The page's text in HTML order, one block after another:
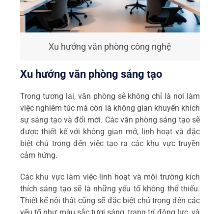
Xu hướng văn phòng công nghệ
Xu hướng văn phòng sáng tạo
Trong tương lai, văn phòng sẽ không chỉ là nơi làm
việc nghiêm túc mà còn là không gian khuyến khích
sự sáng tạo và đổi mới. Các văn phòng sáng tạo sẽ
được thiết kế với không gian mở, linh hoạt và đặc
biệt chú trọng đến việc tạo ra các khu vực truyền
cảm hứng.
Các khu vực làm việc linh hoạt và môi trường kích
thích sáng tạo sẽ là những yếu tố không thể thiếu.
Thiết kế nội thất cũng sẽ đặc biệt chú trọng đến các